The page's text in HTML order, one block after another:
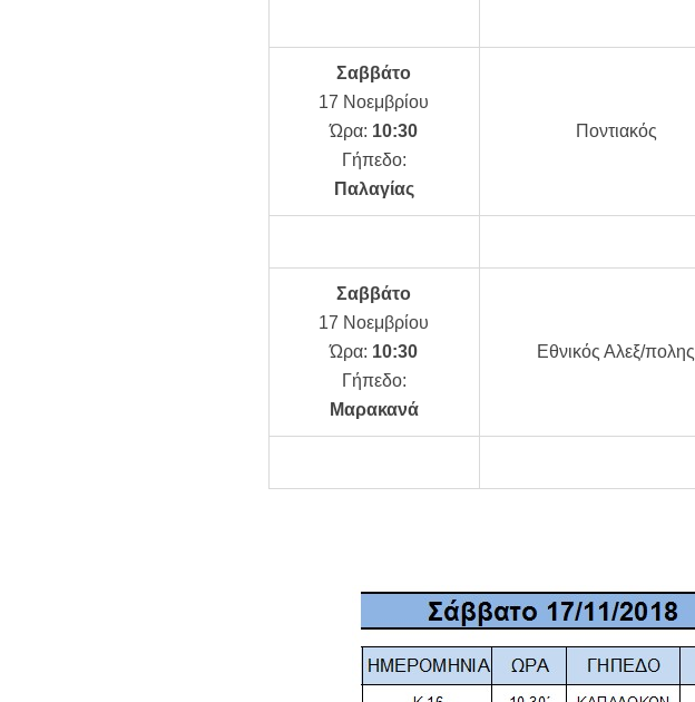
Σαββάτο
17 Νοεμβρίου
Ώρα: 10:30
Γήπεδο:
Παλαγίας
Ποντιακός
Σαββάτο
17 Νοεμβρίου
Ώρα: 10:30
Γήπεδο:
Μαρακανά
Εθνικός Αλεξ/πολης